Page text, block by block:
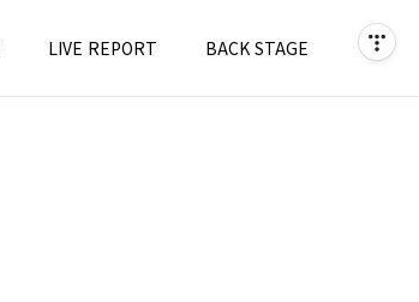
LIVE REPORT BACK STAGE